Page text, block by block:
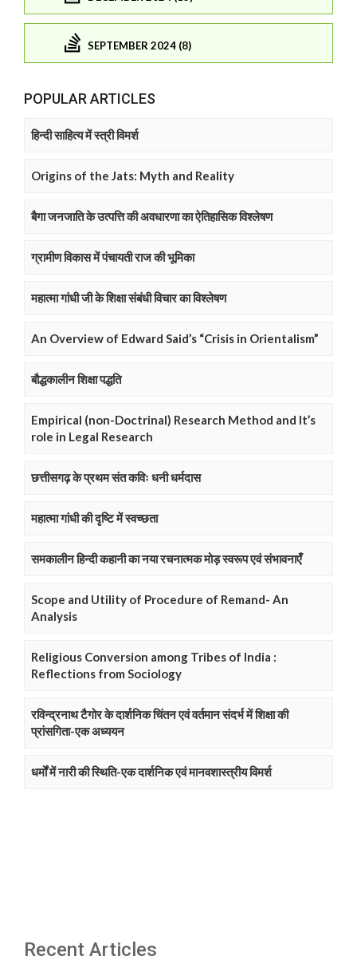
SEPTEMBER 2024 (8)
POPULAR ARTICLES
हिन्दी साहित्य में स्त्री विमर्श
Origins of the Jats: Myth and Reality
बैगा जनजाति के उत्पत्ति की अवधारणा का ऐतिहासिक विश्लेषण
ग्रामीण विकास में पंचायती राज की भूमिका
महात्मा गांधी जी के शिक्षा संबंधी विचार का विश्लेषण
An Overview of Edward Said’s “Crisis in Orientalism”
बौद्धकालीन शिक्षा पद्धति
Empirical (non-Doctrinal) Research Method and It’s
role in Legal Research
छत्तीसगढ़ के प्रथम संत कविः धनी धर्मदास
महात्मा गांधी की दृष्टि में स्वच्छता
समकालीन हिन्दी कहानी का नया रचनात्मक मोड़ स्वरूप एवं संभावनाएँ
Scope and Utility of Procedure of Remand- An
Analysis
Religious Conversion among Tribes of India :
Reflections from Sociology
रविन्द्रनाथ टैगोर के दार्शनिक चिंतन एवं वर्तमान संदर्भ में शिक्षा की
प्रांसगिता-एक अध्ययन
धर्मों में नारी की स्थिति-एक दार्शनिक एवं मानवशास्त्रीय विमर्श
Recent Articles